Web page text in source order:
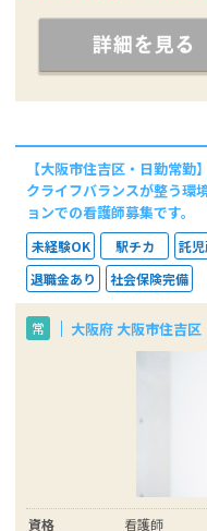
【大阪市住吉区・日勤常
クライフバランスが整う環
ョンでの看護師募集です。
未経験OK 駅チカ 託
退職金あり
社会保険完備
常 大阪府 大阪市住吉区
資格
看護師